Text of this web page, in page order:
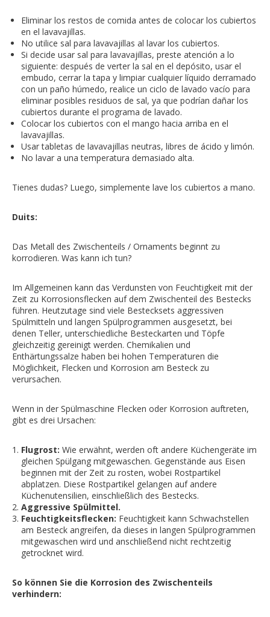
Eliminar los restos de comida antes de colocar los cubiertos
en el lavavajillas.
No utilice sal para lavavajillas al lavar los cubiertos.
Si decide usar sal para lavavajillas, preste atención a lo
siguiente: después de verter la sal en el depósito, usar el
embudo, cerrar la tapa y limpiar cualquier líquido derramado
con un paño húmedo, realice un ciclo de lavado vacío para
eliminar posibles residuos de sal, ya que podrían dañar los
cubiertos durante el programa de lavado.
Colocar los cubiertos con el mango hacia arriba en el
lavavajillas.
Usar tabletas de lavavajillas neutras, libres de ácido y limón.
No lavar a una temperatura demasiado alta.
Tienes dudas? Luego, simplemente lave los cubiertos a mano.
Duits:
Das Metall des Zwischenteils / Ornaments beginnt zu
korrodieren. Was kann ich tun?
Im Allgemeinen kann das Verdunsten von Feuchtigkeit mit der
Zeit zu Korrosionsflecken auf dem Zwischenteil des Bestecks
führen. Heutzutage sind viele Bestecksets aggressiven
Spülmitteln und langen Spülprogrammen ausgesetzt, bei
denen Teller, unterschiedliche Besteckarten und Töpfe
gleichzeitig gereinigt werden. Chemikalien und
Enthärtungssalze haben bei hohen Temperaturen die
Möglichkeit, Flecken und Korrosion am Besteck zu
verursachen.
Wenn in der Spülmaschine Flecken oder Korrosion auftreten,
gibt es drei Ursachen:
Flugrost: Wie erwähnt, werden oft andere Küchengeräte im
gleichen Spülgang mitgewaschen. Gegenstände aus Eisen
beginnen mit der Zeit zu rosten, wobei Rostpartikel
abplatzen. Diese Rostpartikel gelangen auf andere
Küchenutensilien, einschließlich des Bestecks.
Aggressive Spülmittel.
Feuchtigkeitsflecken: Feuchtigkeit kann Schwachstellen
am Besteck angreifen, da dieses in langen Spülprogrammen
mitgewaschen wird und anschließend nicht rechtzeitig
getrocknet wird.
So können Sie die Korrosion des Zwischenteils
verhindern: